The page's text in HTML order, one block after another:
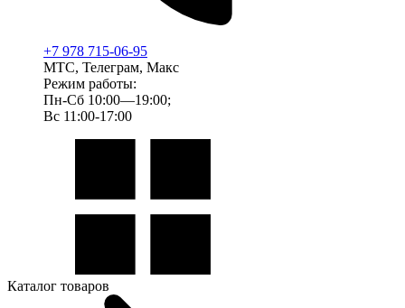
+7 978 715-06-95
МТС, Телеграм, Макс
Режим работы:
Пн-Сб 10:00—19:00;
Вс 11:00-17:00
Каталог товаров